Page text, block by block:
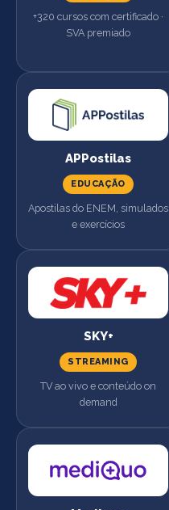
+320 cursos com certificado ·
SVA premiado
APPostilas
EDUCAÇÃO
Apostilas do ENEM, simulados
e exercícios
SKY+
STREAMING
TV ao vivo e conteúdo on
demand